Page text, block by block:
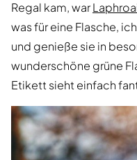
Regal kam, war
was für eine Flasche,
und genieße sie in
wunderschöne grüne
Etikett sieht einfach